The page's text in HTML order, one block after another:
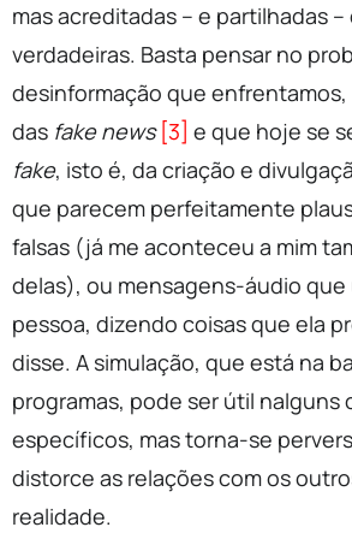
mas acreditadas – e partilhadas
verdadeiras. Basta pensar no
desinformação que enfrentamos,
das fake news [3] e que hoje se
fake, isto é, da criação e
que parecem perfeitamente
falsas (já me aconteceu a mim
delas), ou mensagens-áudio que
pessoa, dizendo coisas que ela
disse. A simulação, que está na
programas, pode ser útil nalguns
específicos, mas torna-se
distorce as relações com os
realidade.